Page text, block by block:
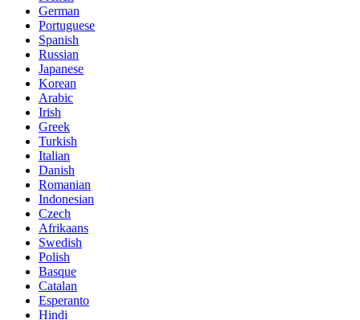
German
Portuguese
Spanish
Russian
Japanese
Korean
Arabic
Irish
Greek
Turkish
Italian
Danish
Romanian
Indonesian
Czech
Afrikaans
Swedish
Polish
Basque
Catalan
Esperanto
Hindi